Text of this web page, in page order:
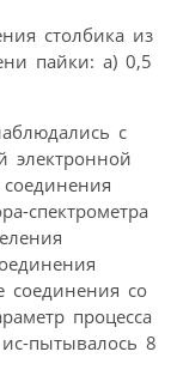
столбика из
пайки: а) 0,5
с
электронной
спектрометра
соединения со
процесса
пытывалось 8